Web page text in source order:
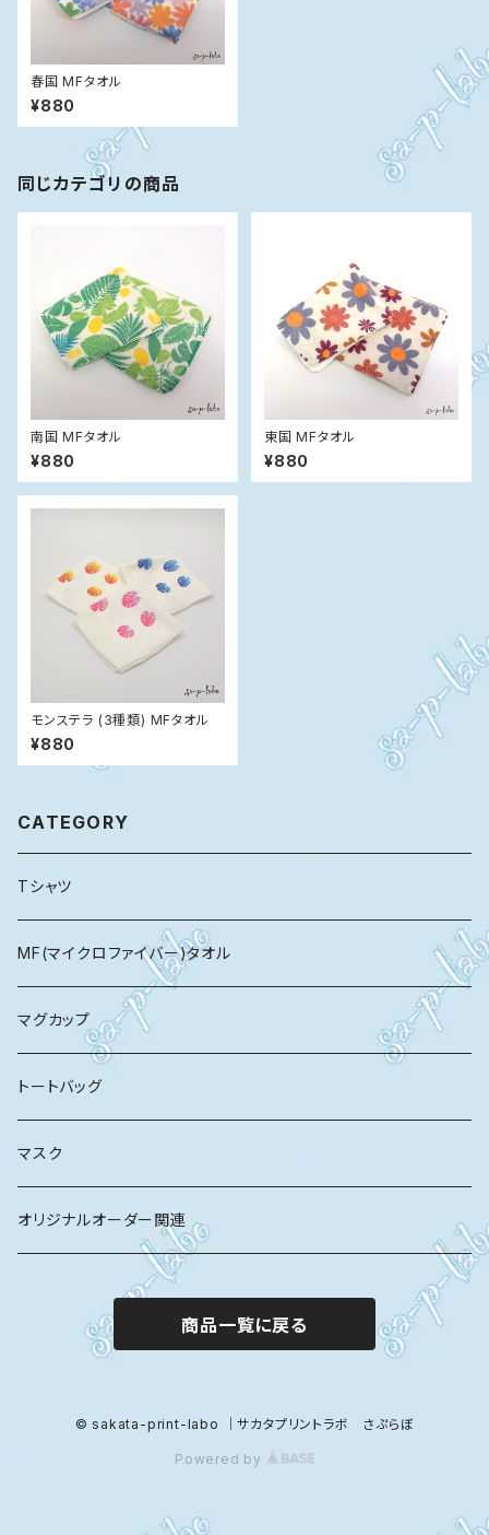
春国 MFタオル
¥880
同じカテゴリの商品
南国 MFタオル
¥880
東国 MFタオル
¥880
モンステラ (3種類) MFタオル
¥880
CATEGORY
Tシャツ
MF(マイクロファイバー)タオル
マグカップ
トートバッグ
マスク
オリジナルオーダー関連
商品一覧に戻る
© sakata-print-labo ｜サカタプリントラボ さぷらぼ
Powered by